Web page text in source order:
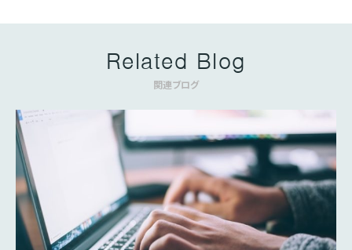
Related Blog
関連ブログ